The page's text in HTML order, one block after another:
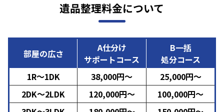
遺品整理料金について
部屋の広さ
A仕分け
サポートコース
B一括
処分コース
1R～1DK
38,000円～
25,000円～
2DK～2LDK
120,000円～
100,000円～